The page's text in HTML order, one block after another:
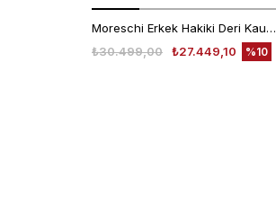
Moreschi Erkek Hakiki Deri Kauçuk Taban Kahverengi Loafer Konforlu Ayakkabı
₺27.449,10
₺30.499,00 %10